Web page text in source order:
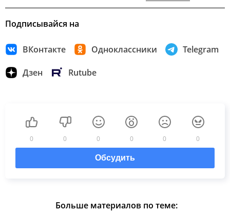
Подписывайся на
ВКонтакте Одноклассники Telegram
Дзен Rutube
0 0 0 0 0 0
Обсудить
Больше материалов по теме: